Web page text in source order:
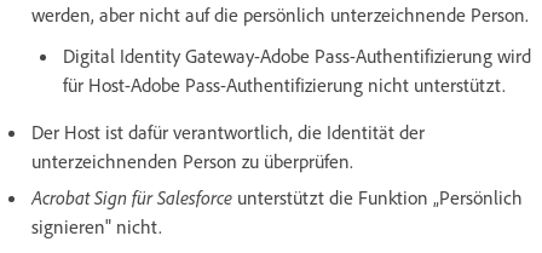
werden, aber nicht auf die persönlich unterzeichnende Person.
Digital Identity Gateway-Adobe Pass-Authentifizierung wird
für Host-Adobe Pass-Authentifizierung nicht unterstützt.
Der Host ist dafür verantwortlich, die Identität der
unterzeichnenden Person zu überprüfen.
Acrobat Sign für Salesforce unterstützt die Funktion „Persönlich
signieren" nicht.